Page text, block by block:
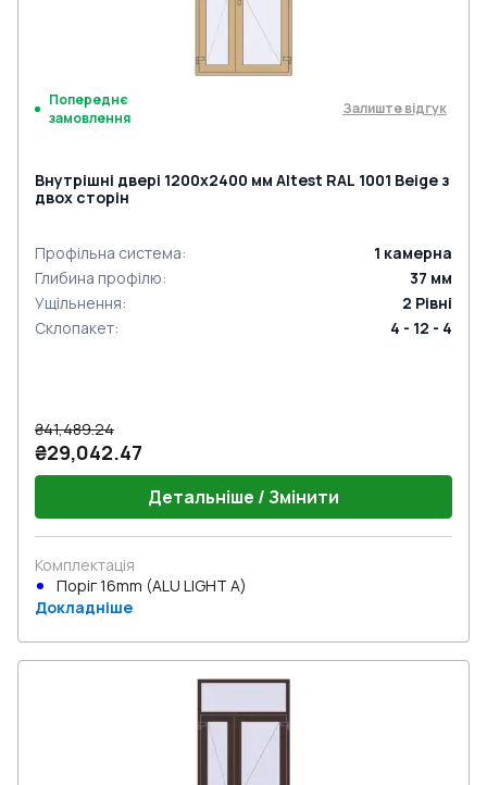
Попереднє
замовлення
Залиште відгук
Внутрішні двері 1200x2400 мм Altest RAL 1001 Beige з
двох сторін
Профільна система: 1 камерна
Глибина профілю: 37 мм
Ущільнення: 2 Рівні
Склопакет: 4 - 12 - 4
₴41,489.24
₴29,042.47
Детальніше / Змінити
Комплектація
Поріг 16mm (ALU LIGHT A)
Докладніше